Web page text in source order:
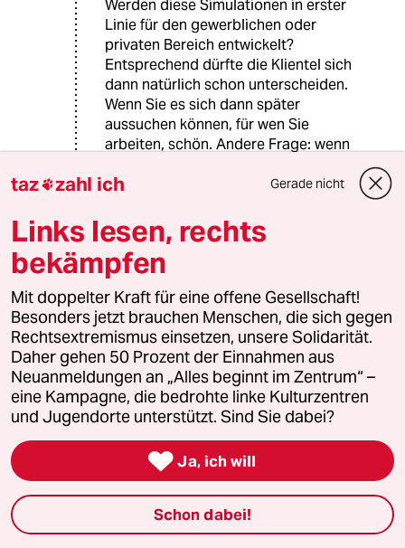
Werden diese Simulationen in erster
Linie für den gewerblichen oder
privaten Bereich entwickelt?
Entsprechend dürfte die Klientel sich
dann natürlich schon unterscheiden.
Wenn Sie es sich dann später
aussuchen können, für wen Sie
arbeiten, schön. Andere Frage: wenn
Jahren gibt, aus welchen
und werden noch immer die meisten
Spieleentwickler rekrutiert? Ist in
diesen Studiengängen der
Frauenanteil genauso hoch? Stören
sich die Frauen in diesen
Studiengängen genauso am
sexistischen Grundtenor? Wenn nicht,
dürfte der Weg in der Tat noch ein
sehr langer sein.
Abgesehen davon: nur weil ein
Thema diskutiert wird (zu dem in
einem übersichtlichen Rahmen),
bedeutet dies noch lange nicht, dass
dieses Thema für die Mehrheit
relevant ist.
taz zahl ich Gerade nicht
Links lesen, rechts
bekämpfen
Mit doppelter Kraft für eine offene Gesellschaft!
Besonders jetzt brauchen Menschen, die sich gegen
Rechtsextremismus einsetzen, unsere Solidarität.
Daher gehen 50 Prozent der Einnahmen aus
Neuanmeldungen an „Alles beginnt im Zentrum“ –
eine Kampagne, die bedrohte linke Kulturzentren
und Jugendorte unterstützt. Sind Sie dabei?
 Ja, ich will
Schon dabei!